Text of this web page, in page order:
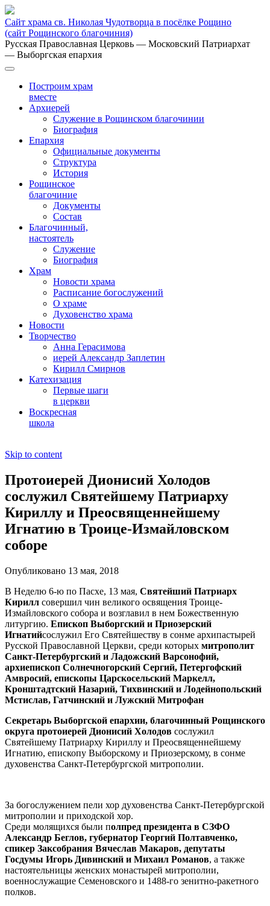
Сайт храма св. Николая Чудотворца в посёлке Рощино
(сайт Рощинского благочиния)
Русская Православная Церковь — Московский Патриархат
— Выборгская епархия
Построим храм
вместе
Архиерей
Служение в Рощинском благочинии
Биография
Епархия
Официальные документы
Структура
История
Рощинское
благочиние
Документы
Состав
Благочинный,
настоятель
Служение
Биография
Храм
Новости храма
Расписание богослужений
О храме
Духовенство храма
Новости
Творчество
Анна Герасимова
иерей Александр Заплетин
Кирилл Смирнов
Катехизация
Первые шаги
в церкви
Воскресная
школа
Skip to content
Протоиерей Дионисий Холодов
сослужил Святейшему Патриарху
Кириллу и Преосвященнейшему
Игнатию в Троице-Измайловском
соборе
Опубликовано 13 мая, 2018
В Неделю 6-ю по Пасхе, 13 мая, Святейший Патриарх
Кирилл совершил чин великого освящения Троице-
Измайловского собора и возглавил в нем Божественную
литургию. Епископ Выборгский и Приозерский
Игнатийсослужил Его Святейшеству в сонме архипастырей
Русской Православной Церкви, среди которых митрополит
Санкт-Петербургский и Ладожский Варсонофий,
архиепископ Солнечногорский Сергий, Петергофский
Амвросий, епископы Царскосельский Маркелл,
Кронштадтский Назарий, Тихвинский и Лодейнопольский
Мстислав, Гатчинский и Лужский Митрофан
Секретарь Выборгской епархии, благочинный Рощинского
округа протоиерей Дионисий Холодов сослужил
Святейшему Патриарху Кириллу и Преосвященнейшему
Игнатию, епископу Выборскому и Приозерскому, в сонме
духовенства Санкт-Петербургской митрополии.
За богослужением пели хор духовенства Санкт-Петербургской
митрополии и приходской хор.
Среди молящихся были полпред президента в СЗФО
Александр Беглов, губернатор Георгий Полтавченко,
спикер Заксобрания Вячеслав Макаров, депутаты
Госдумы Игорь Дивинский и Михаил Романов, а также
настоятельницы женских монастырей митрополии,
военнослужащие Семеновского и 1488-го зенитно-ракетного
полков.